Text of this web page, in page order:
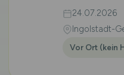
24.07.2026
Ingolstadt-
Vor Ort (kein